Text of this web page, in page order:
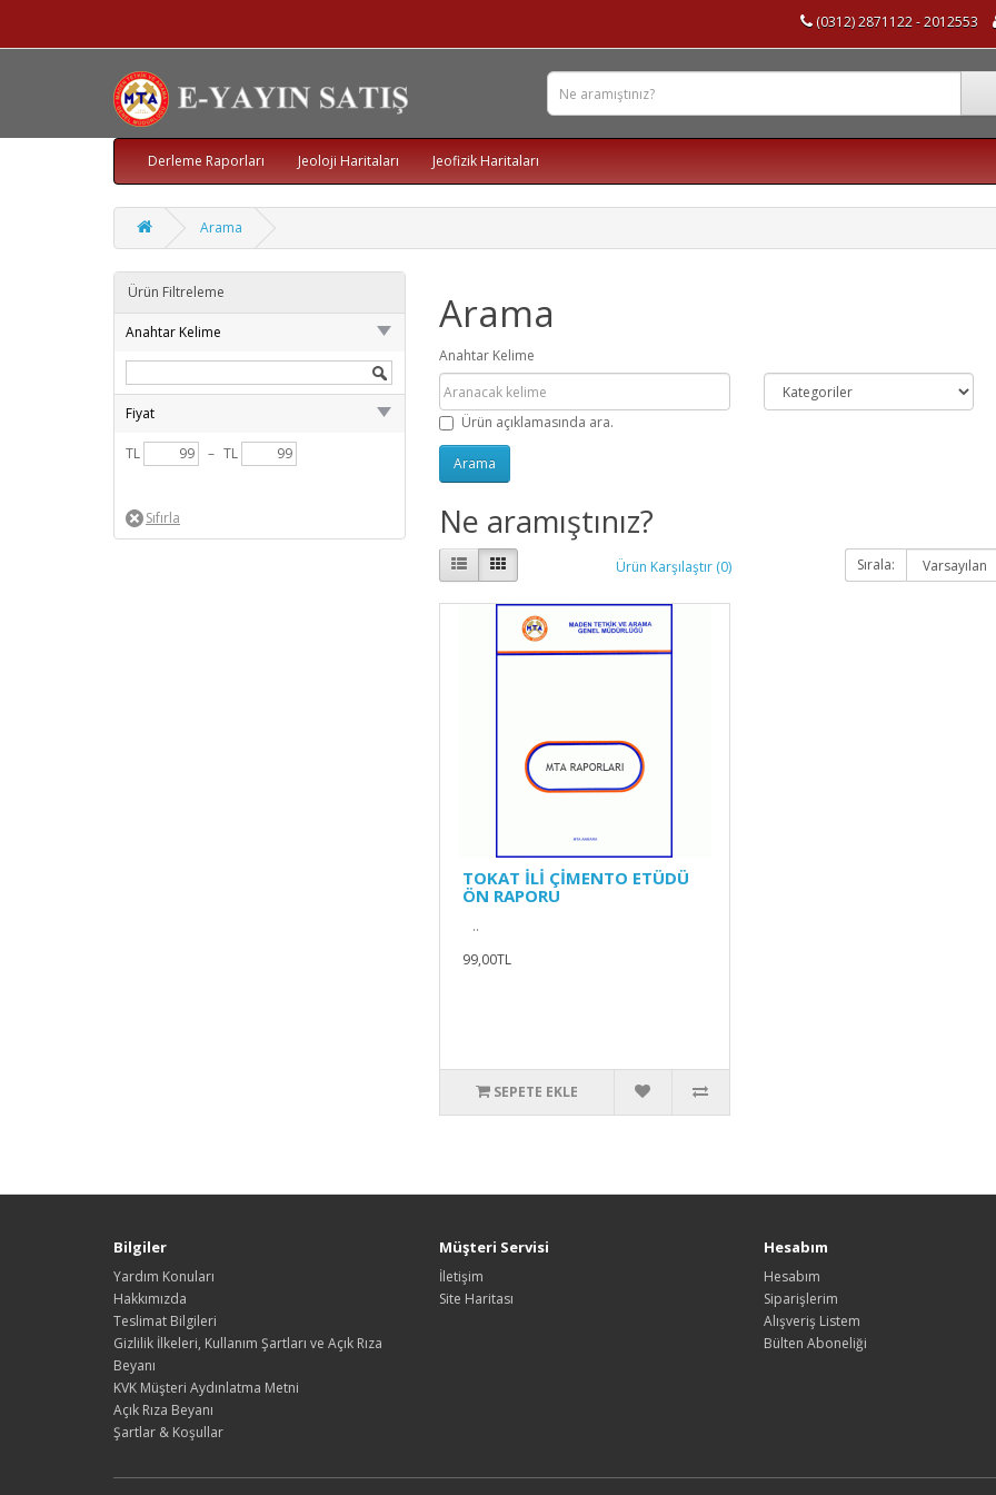
(0312) 2871122 - 2012553
Derleme Raporları Jeoloji Haritaları Jeofizik Haritaları
Arama
Ürün Filtreleme
Anahtar Kelime
Fiyat
TL – TL
Arama
Anahtar Kelime
Ürün açıklamasında ara.
Ne aramıştınız?
Ürün Karşılaştır (0) Sırala:
TOKAT İLİ ÇİMENTO ETÜDÜ
ÖN RAPORU
..
99,00TL
SEPETE EKLE
Bilgiler
Yardım Konuları
Hakkımızda
Teslimat Bilgileri
Gizlilik İlkeleri, Kullanım Şartları ve Açık Rıza
Beyanı
KVK Müşteri Aydınlatma Metni
Açık Rıza Beyanı
Şartlar & Koşullar
Müşteri Servisi
İletişim
Site Haritası
Hesabım
Hesabım
Siparişlerim
Alışveriş Listem
Bülten Aboneliği